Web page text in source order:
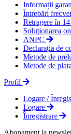
Informații
Întrebări
Retragere în
Soluționarea
ANPC
Declarația de
Metode de
Metode de plata
Profil
Logare /
Logare
Înregistrare